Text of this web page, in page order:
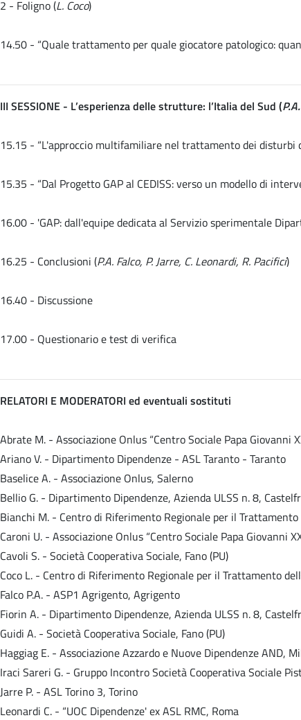
2 - Foligno (L. Coco)
14.50 - “Quale trattamento per quale giocatore patologico:
III SESSIONE - L’esperienza delle strutture: l’Italia del Sud (
15.15 - “L'approccio multifamiliare nel trattamento dei disturbi
15.35 - “Dal Progetto GAP al CEDISS: verso un modello di
16.00 - 'GAP: dall'equipe dedicata al Servizio sperimentale
16.25 - Conclusioni (P.A. Falco, P. Jarre, C. Leonardi, R. Pacifici)
16.40 - Discussione
17.00 - Questionario e test di verifica
RELATORI E MODERATORI ed eventuali sostituti
Abrate M. - Associazione Onlus “Centro Sociale Papa Giovanni
Ariano V. - Dipartimento Dipendenze - ASL Taranto - Taranto
Baselice A. - Associazione Onlus, Salerno
Bellio G. - Dipartimento Dipendenze, Azienda ULSS n. 8,
Bianchi M. - Centro di Riferimento Regionale per il
Caroni U. - Associazione Onlus “Centro Sociale Papa Giovanni
Cavoli S. - Società Cooperativa Sociale, Fano (PU)
Coco L. - Centro di Riferimento Regionale per il Trattamento
Falco P.A. - ASP1 Agrigento, Agrigento
Fiorin A. - Dipartimento Dipendenze, Azienda ULSS n. 8,
Guidi A. - Società Cooperativa Sociale, Fano (PU)
Haggiag E. - Associazione Azzardo e Nuove Dipendenze AND,
Iraci Sareri G. - Gruppo Incontro Società Cooperativa Sociale
Jarre P. - ASL Torino 3, Torino
Leonardi C. - “UOC Dipendenze' ex ASL RMC, Roma